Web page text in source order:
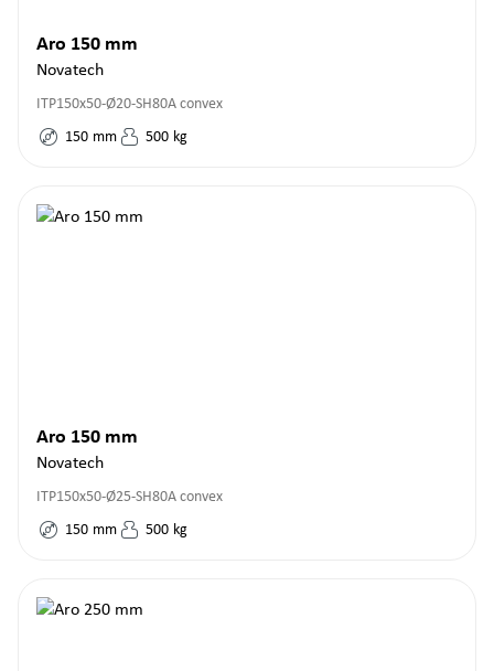
Aro 150 mm
Novatech
ITP150x50-Ø20-SH80A convex
150 mm 500 kg
Aro 150 mm
Novatech
ITP150x50-Ø25-SH80A convex
150 mm 500 kg